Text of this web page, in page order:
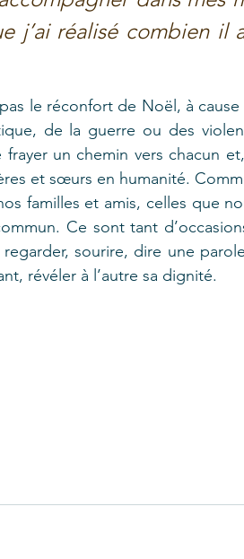
j’ai réalisé combien il
le réconfort de Noël, à
de la guerre ou des
un chemin vers chacun
et sœurs en humanité.
familles et amis, celles que
Ce sont tant
sourire, dire une
révéler à l’autre sa dignité.